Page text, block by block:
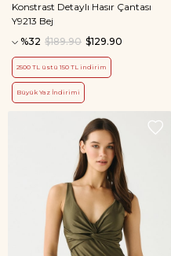
Konstrast Detaylı Hasır Çantası
Y9213 Bej
%32
$129.90
$189.90
2500 TL üstü 150 TL indirim
Büyük Yaz İndirimi